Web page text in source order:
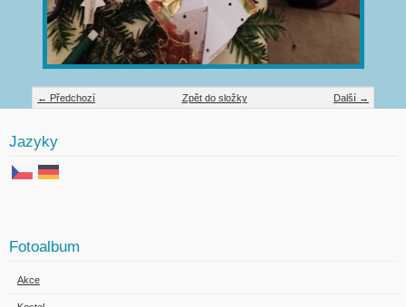
← Předchozí Další →
Zpět do složky
Jazyky
Fotoalbum
Akce